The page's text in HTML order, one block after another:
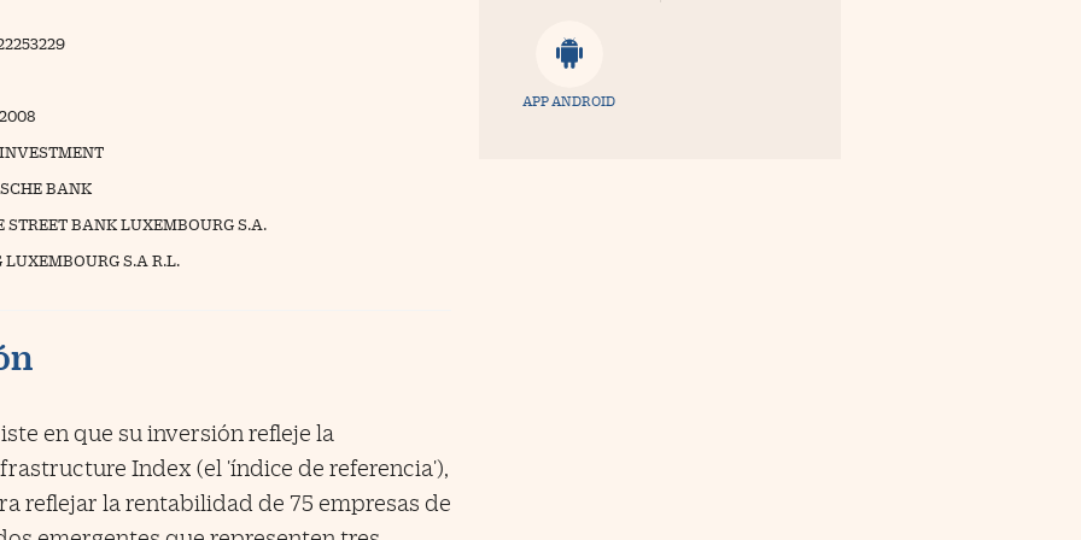
BANK
STREET BANK LUXEMBOURG S.A.
LUXEMBOURG S.A R.L.
en que su inversión refleje la
Index (el 'índice de referencia'),
reflejar la rentabilidad de 75 empresas de
APP ANDROID